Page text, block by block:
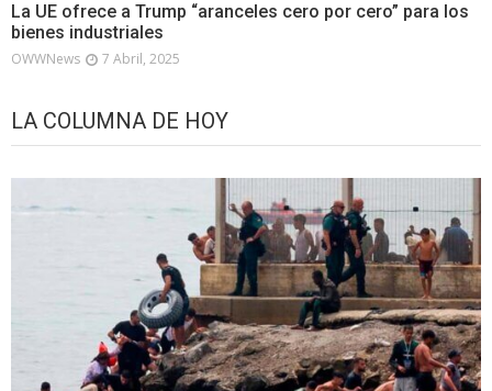
La UE ofrece a Trump “aranceles cero por cero” para los
bienes industriales
OWWNews 7 Abril, 2025
LA COLUMNA DE HOY